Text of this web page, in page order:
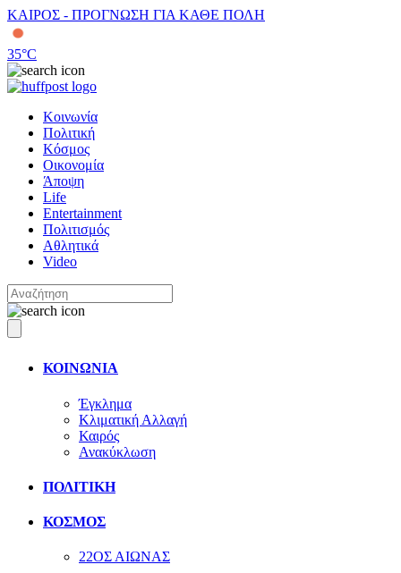
ΚΑΙΡΟΣ - ΠΡΟΓΝΩΣΗ ΓΙΑ ΚΑΘΕ ΠΟΛΗ
35°C
Κοινωνία
Πολιτική
Κόσμος
Οικονομία
Άποψη
Life
Entertainment
Πολιτισμός
Αθλητικά
Video
ΚΟΙΝΩΝΙΑ
Έγκλημα
Κλιματική Αλλαγή
Καιρός
Ανακύκλωση
ΠΟΛΙΤΙΚΗ
ΚΟΣΜΟΣ
22ΟΣ ΑΙΩΝΑΣ